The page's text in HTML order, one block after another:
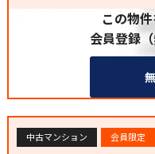
この物
会員登録
中古マンション 会員限定